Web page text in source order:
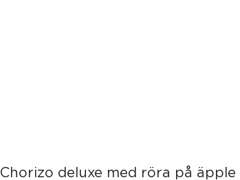
Chorizo deluxe med röra på äpple